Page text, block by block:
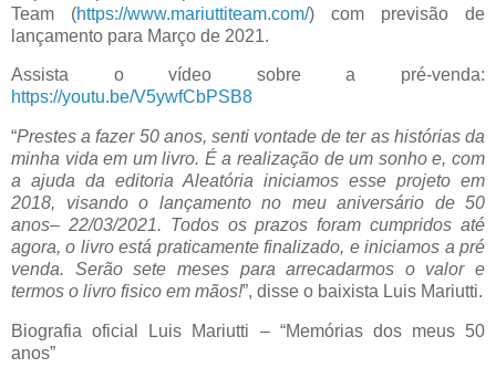
Team (https://www.mariuttiteam.com/) com previsão de
lançamento para Março de 2021.
Assista o vídeo sobre a pré-venda:
https://youtu.be/V5ywfCbPSB8
“Prestes a fazer 50 anos, senti vontade de ter as histórias da
minha vida em um livro. É a realização de um sonho e, com
a ajuda da editoria Aleatória iniciamos esse projeto em
2018, visando o lançamento no meu aniversário de 50
anos– 22/03/2021. Todos os prazos foram cumpridos até
agora, o livro está praticamente finalizado, e iniciamos a pré
venda. Serão sete meses para arrecadarmos o valor e
termos o livro fisico em mãos!”, disse o baixista Luis Mariutti.
Biografia oficial Luis Mariutti – “Memórias dos meus 50
anos”